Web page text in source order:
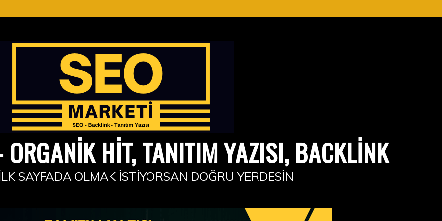
ORGANIK HIT, TANITIM YAZISI, BACKLINK
SAYFADA OLMAK İSTIYORSAN DOĞRU YERDESIN